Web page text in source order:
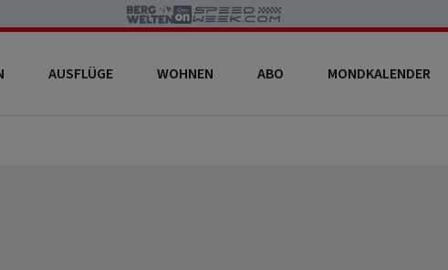
AUSFLÜGE WOHNEN ABO MONDKALENDER